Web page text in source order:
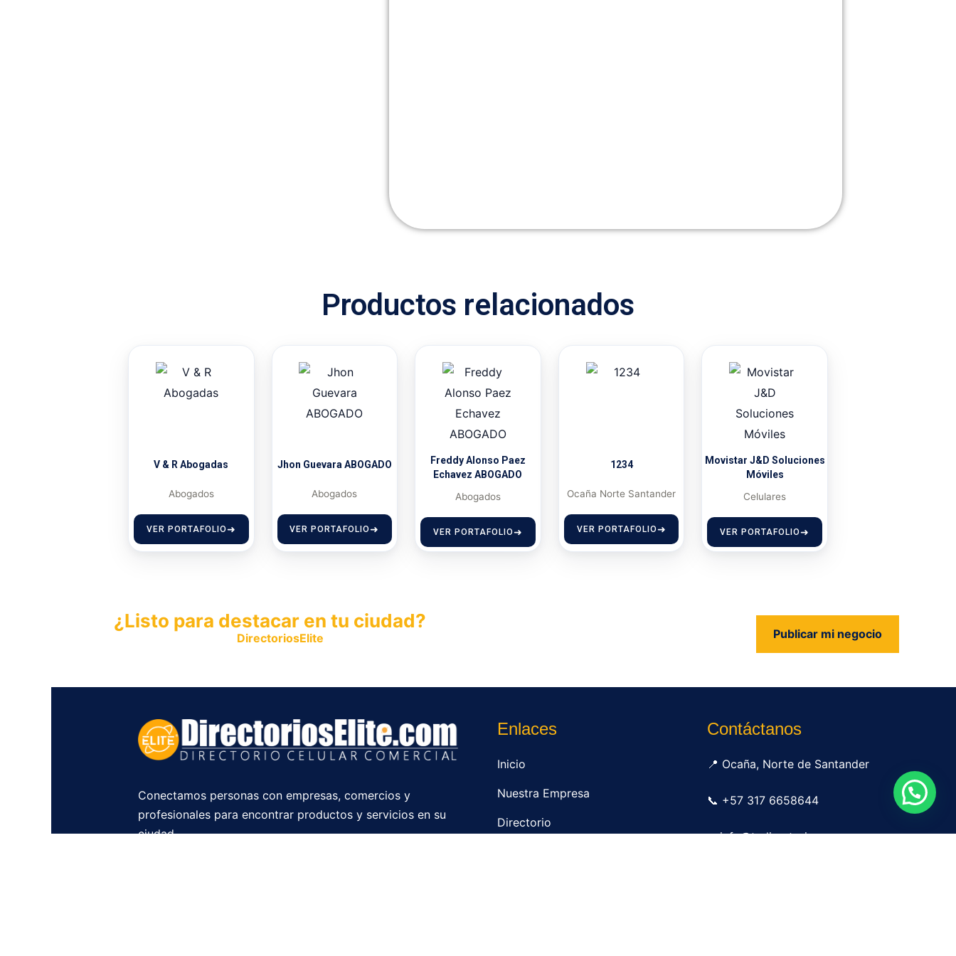
Productos relacionados
V & R Abogadas
Abogados
VER PORTAFOLIO
Jhon Guevara ABOGADO
Abogados
VER PORTAFOLIO
Freddy Alonso Paez
Echavez ABOGADO
Abogados
VER PORTAFOLIO
1234
Ocaña Norte Santander
VER PORTAFOLIO
Movistar J&D Soluciones
Móviles
Celulares
VER PORTAFOLIO
¿Listo para destacar en tu ciudad?
DirectoriosElite Publicar mi negocio
Conectamos personas con empresas, comercios y
profesionales para encontrar productos y servicios en su
ciudad.
Enlaces
Inicio
Nuestra Empresa
Directorio
Contáctanos
📍 Ocaña, Norte de Santander
📞 +57 317 6658644
✉ info@tudirectorio.com